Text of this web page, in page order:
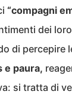
“compagni
dei
di percepire
e paura,
si tratta di